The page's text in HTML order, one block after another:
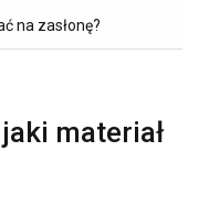
na zasłonę?
materiał